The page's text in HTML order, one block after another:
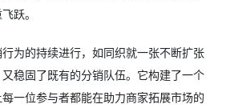
跃。
为的持续进行，如同织就一张不断扩张
稳固了既有的分销队伍。它构建了一个
一位参与者都能在助力商家拓展市场的